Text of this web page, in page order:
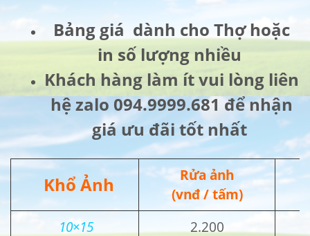
Bảng giá dành cho Thợ hoặc
in số lượng nhiều
Khách hàng làm ít vui lòng liên
hệ zalo 094.9999.681 để nhận
giá ưu đãi tốt nhất
Khổ Ảnh
Rửa ảnh
(vnđ / tấm)
10×15
2.200